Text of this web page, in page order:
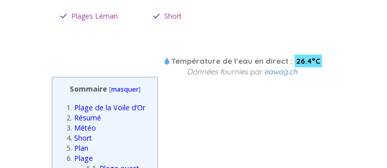
Plages Léman Short
Température de l’eau en direct : 26.4°C
Données fournies pareawag.ch
Sommaire [masquer]
1. Plage de la Voile d’Or
2. Résumé
3. Météo
4. Short
5. Plan
6. Plage